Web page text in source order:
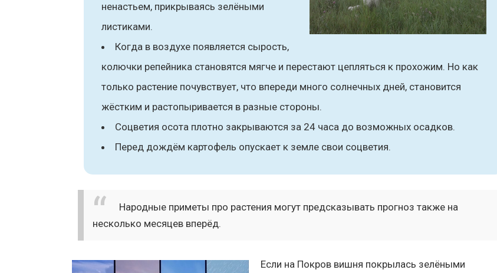
ненастьем, прикрываясь зелёными
листиками.
Когда в воздухе появляется сырость,
колючки репейника становятся мягче и перестают цепляться к прохожим. Но как
только растение почувствует, что впереди много солнечных дней, становится
жёстким и растопыривается в разные стороны.
Соцветия осота плотно закрываются за 24 часа до возможных осадков.
Перед дождём картофель опускает к земле свои соцветия.
Народные приметы про растения могут предсказывать прогноз также на
несколько месяцев вперёд.
Если на Покров вишня покрылась зелёными